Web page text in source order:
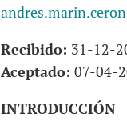
Recibido: 31-12-
Aceptado: 07-04-
INTRODUCCIÓN